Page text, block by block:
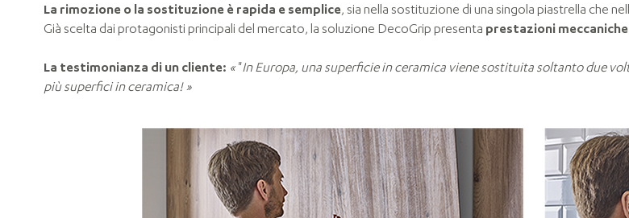
La rimozione o la sostituzione è rapida e semplice, sia nella sostituzione di una singola piastrella che
Già scelta dai protagonisti principali del mercato, la soluzione DecoGrip presenta prestazioni
La testimonianza di un cliente: «"In Europa, una superficie in ceramica viene sostituita soltanto due
più superfici in ceramica! »